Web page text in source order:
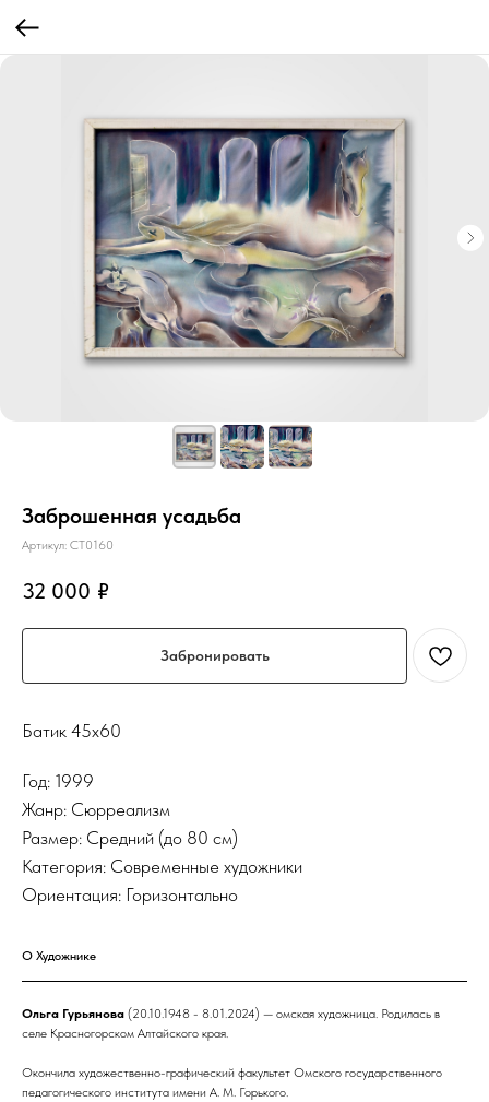
Заброшенная усадьба
Артикул: СТ0160
32 000 ₽
Забронировать
Батик 45х60
Год: 1999
Жанр: Сюрреализм
Размер: Средний (до 80 см)
Категория: Современные художники
Ориентация: Горизонтально
О Художнике
Ольга Гурьянова (20.10.1948 - 8.01.2024) — омская художница. Родилась в
селе Красногорском Алтайского края.
Окончила художественно-графический факультет Омского государственного
педагогического института имени А. М. Горького.